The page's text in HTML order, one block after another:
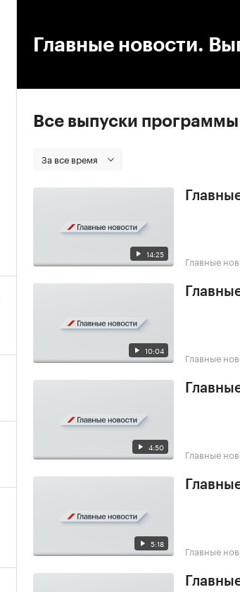
Главные новости.
Все выпуски программы
За все время
14:25 Главные
10:04 Главные
4:50 Главные
5:18 Главные